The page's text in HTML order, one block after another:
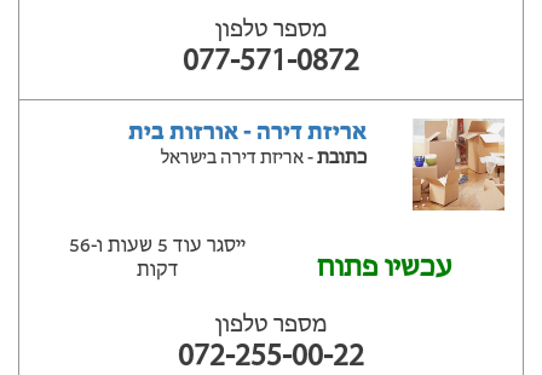
מספר טלפון
077-571-0872
אריזת דירה - אורזות בית
כתובת- אריזת דירה בישראל
עכשיו פתוח
ייסגר עוד 5 שעות ‫ו-56
דקות
מספר טלפון
072-255-00-22